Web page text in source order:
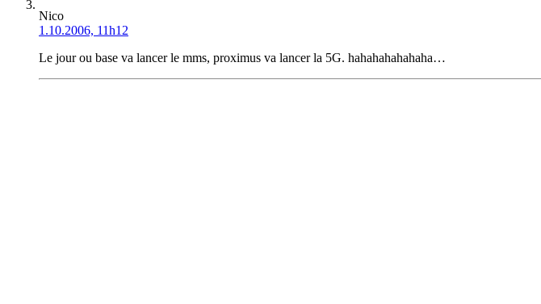
Nico
1.10.2006, 11h12
Le jour ou base va lancer le mms, proximus va lancer la 5G. hahahahahahaha…